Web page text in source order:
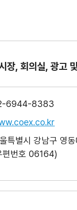
장, 회의실, 광고
6944-8383
특별시 강남구 영
편번호 06164)